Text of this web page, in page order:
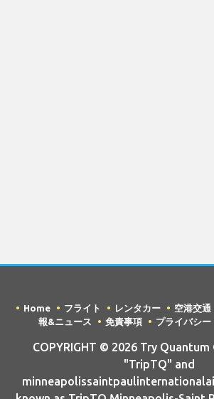
Home フライト レンタカー 空港交通
報&ニュース
免責事項 プライバシー
COPYRIGHT © 2026 Try
"TripTQ" and